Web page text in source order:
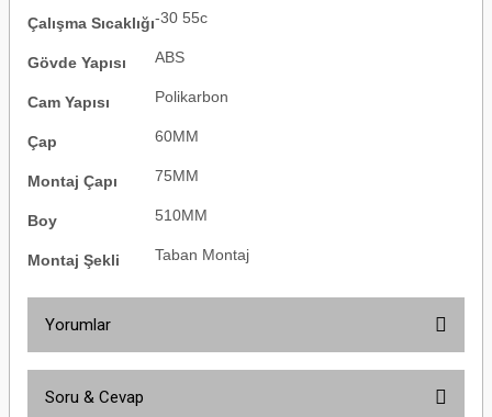
Çalışma Sıcaklığı-30 55c
Gövde Yapısı ABS
Cam Yapısı Polikarbon
Çap 60MM
Montaj Çapı 75MM
Boy 510MM
Montaj Şekli Taban Montaj
Yorumlar
Soru & Cevap